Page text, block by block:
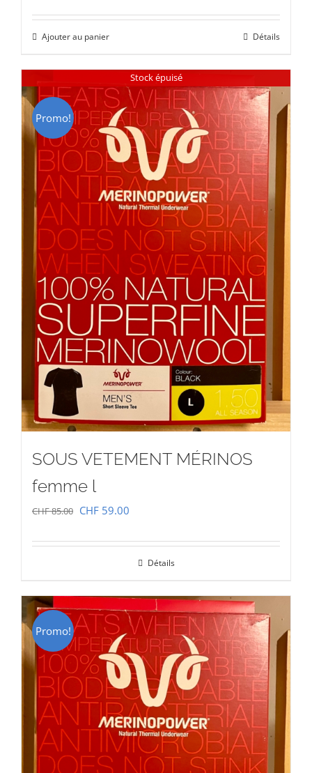
initial
était :
CHF 85.00.
actuel
CHF 59.00.
Ajouter au panier Détails
Stock épuisé
Promo!
SOUS VETEMENT MÉRINOS
femme l
CHF85.00 Le
CHF 85.00.
CHF 59.00
CHF 59.00.
Détails
Promo!